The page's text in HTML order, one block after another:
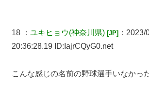
18 ： ユキヒョウ(神奈川県) [JP] ：
20:36:28.19 ID:IajrCQyG0.net
こんな感じの名前の野球選手いなかっ